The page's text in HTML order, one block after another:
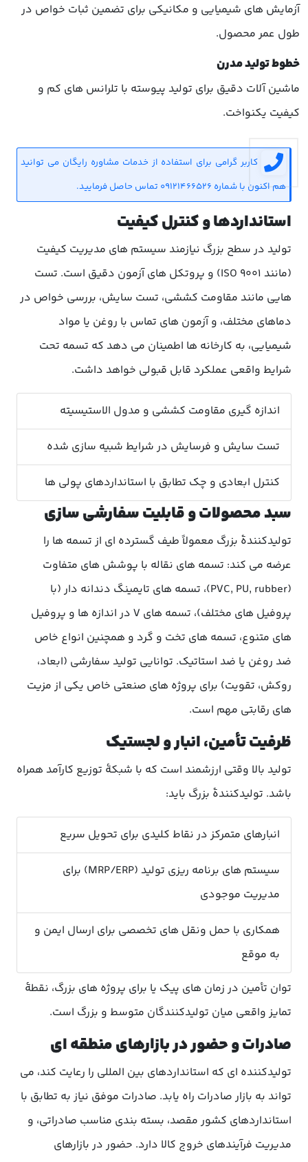
آزمایش های شیمیایی و مکانیکی برای تضمین ثبات خواص در
طول عمر محصول.
خطوط تولید مدرن
ماشین آلات دقیق برای تولید پیوسته با تلرانس های کم و
کیفیت یکنواخت.
کاربر گرامی برای استفاده از خدمات مشاوره رایگان می توانید
هم اکنون با شماره 09121466526 تماس حاصل فرمایید.
استانداردها و کنترل کیفیت
تولید در سطح بزرگ نیازمند سیستم های مدیریت کیفیت
(مانند ISO 9001) و پروتکل های آزمون دقیق است. تست
هایی مانند مقاومت کششی، تست سایش، بررسی خواص در
دماهای مختلف، و آزمون های تماس با روغن یا مواد
شیمیایی، به کارخانه ها اطمینان می دهد که تسمه تحت
شرایط واقعی عملکرد قابل قبولی خواهد داشت.
اندازه گیری مقاومت کششی و مدول الاستیسیته
تست سایش و فرسایش در شرایط شبیه سازی شده
کنترل ابعادی و چک تطابق با استانداردهای پولی ها
سبد محصولات و قابلیت سفارشی سازی
تولیدکنندهٔ بزرگ معمولاً طیف گسترده ای از تسمه ها را
عرضه می کند: تسمه های نقاله با پوشش های متفاوت
(PVC, PU, rubber)، تسمه های تایمینگ دندانه دار (با
پروفیل های مختلف)، تسمه های V در اندازه ها و پروفیل
های متنوع، تسمه های تخت و گرد و همچنین انواع خاص
ضد روغن یا ضد استاتیک. توانایی تولید سفارشی (ابعاد،
روکش، تقویت) برای پروژه های صنعتی خاص یکی از مزیت
های رقابتی مهم است.
ظرفیت تأمین، انبار و لجستیک
تولید بالا وقتی ارزشمند است که با شبکهٔ توزیع کارآمد همراه
باشد. تولیدکنندهٔ بزرگ باید:
انبارهای متمرکز در نقاط کلیدی برای تحویل سریع
سیستم های برنامه ریزی تولید (MRP/ERP) برای
مدیریت موجودی
همکاری با حمل ونقل های تخصصی برای ارسال ایمن و
به موقع
توان تأمین در زمان های پیک یا برای پروژه های بزرگ، نقطهٔ
تمایز واقعی میان تولیدکنندگان متوسط و بزرگ است.
صادرات و حضور در بازارهای منطقه ای
تولیدکننده ای که استانداردهای بین المللی را رعایت کند، می
تواند به بازار صادرات راه یابد. صادرات موفق نیاز به تطابق با
استانداردهای کشور مقصد، بسته بندی مناسب صادراتی، و
مدیریت فرآیندهای خروج کالا دارد. حضور در بازارهای